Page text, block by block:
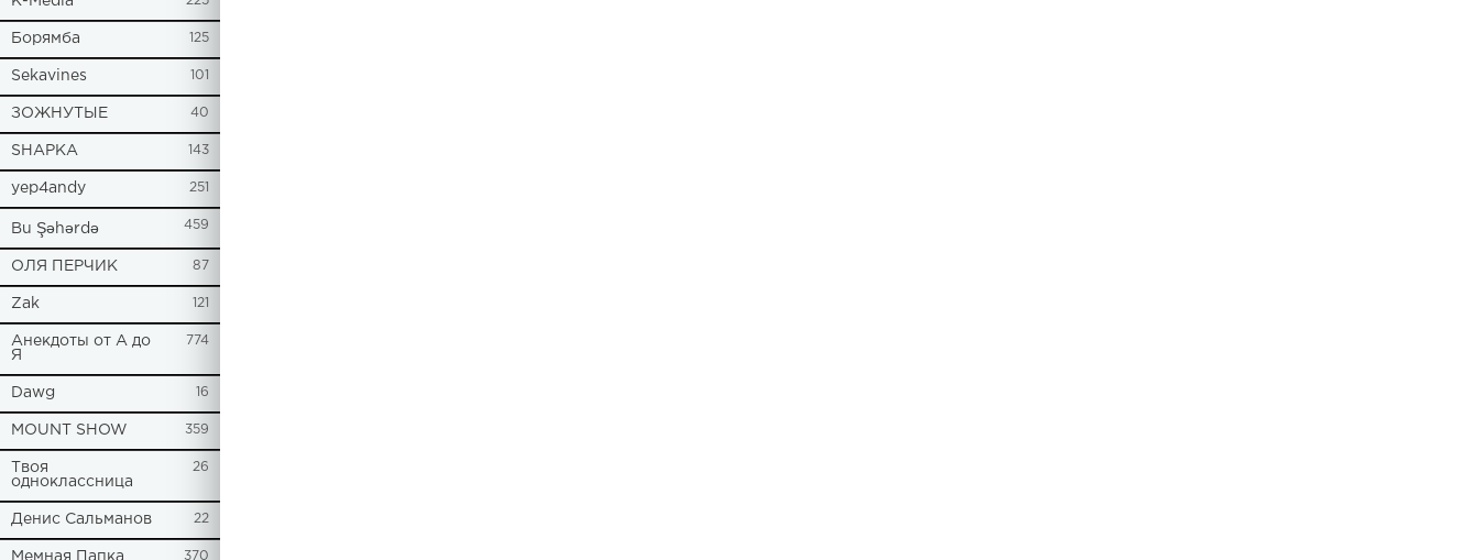
Борямба 125
Sekavines 101
ЗОЖНУТЫЕ 40
SHAPKA 143
yep4andy 251
Bu Şəhərdə 459
ОЛЯ ПЕРЧИК 87
Zak 121
Анекдоты от А до
Я
774
Dawg 16
MOUNT SHOW 359
Твоя
одноклассница
26
Денис Сальманов 22
Мемная Папка 370